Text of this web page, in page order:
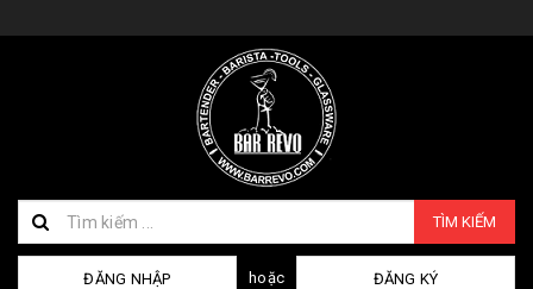
TÌM KIẾM
ĐĂNG NHẬP hoặc ĐĂNG KÝ